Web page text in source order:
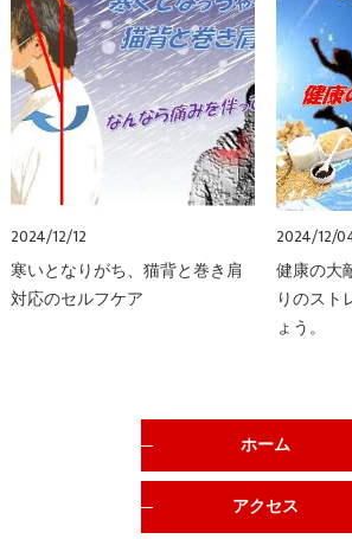
2024/12/12
寒いとなりがち、猫背と巻き肩
対応のセルフケア
2024/12/
健康の大
りのスト
ょう。
ホーム
アクセス